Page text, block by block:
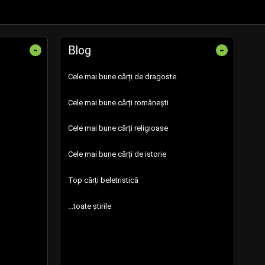
- Blog -
Cele mai bune cărți de dragoste
Cele mai bune cărți românești
Cele mai bune cărți religioase
Cele mai bune cărți de istorie
Top cărți beletristică
...toate știrile